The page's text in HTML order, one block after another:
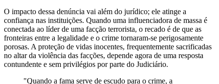
O impacto dessa denúncia vai além do jurídico; ele atinge a
confiança nas instituições. Quando uma influenciadora de massa é
conectada ao líder de uma facção terrorista, o recado é de que as
fronteiras entre a legalidade e o crime tornaram-se perigosamente
porosas. A proteção de vidas inocentes, frequentemente sacrificadas
no altar da violência das facções, depende agora de uma resposta
contundente e sem privilégios por parte do Judiciário.
"Quando a fama serve de escudo para o crime, a